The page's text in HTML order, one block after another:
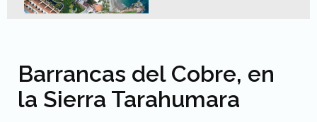
Barrancas del Cobre, en
la Sierra Tarahumara